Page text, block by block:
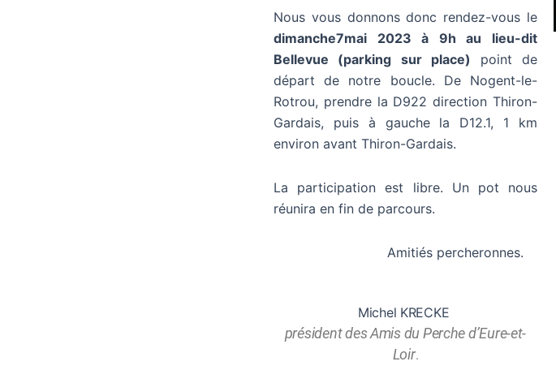
Nous vous donnons donc rendez-vous le
dimanche7mai 2023 à 9h au lieu-dit
Bellevue (parking sur place) point de
départ de notre boucle. De Nogent-le-
Rotrou, prendre la D922 direction Thiron-
Gardais, puis à gauche la D12.1, 1 km
environ avant Thiron-Gardais.
La participation est libre. Un pot nous
réunira en fin de parcours.
Amitiés percheronnes.
Michel KRECKE
président des Amis du Perche d’Eure-et-
Loir.